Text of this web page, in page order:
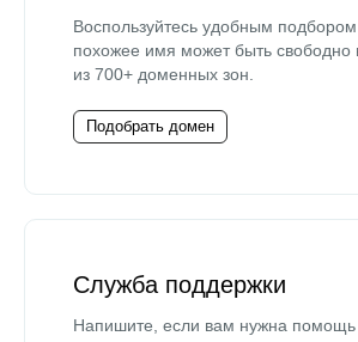
Воспользуйтесь удобным
похожее имя может быть свободно
из 700+ доменных зон.
Подобрать домен
Служба поддержки
Напишите, если вам нужна помощь